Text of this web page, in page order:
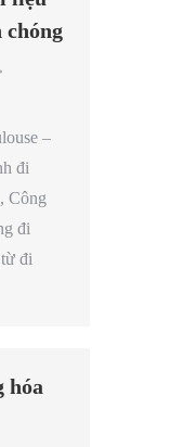
chóng
–
đi
Công
đi
đi
hóa